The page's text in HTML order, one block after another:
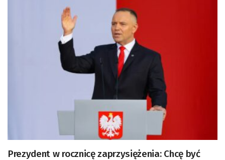
Prezydent w rocznicę zaprzysiężenia: Chcę być